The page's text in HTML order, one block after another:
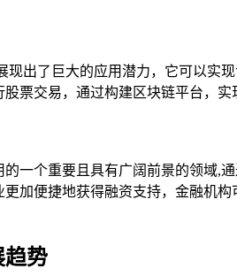
现出了巨大的应用潜力，它可以实
票交易，通过构建区块链平台，
一个重要且具有广阔前景的领域,
加便捷地获得融资支持，金融机
趋势